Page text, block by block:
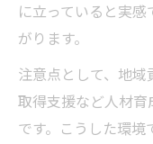
土木求人
に立っていると実
がります。
注意点として、地
取得支援など人材
です。こうした環